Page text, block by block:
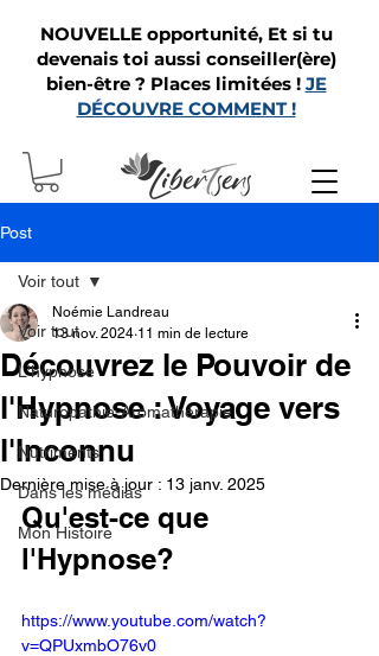
NOUVELLE opportunité, Et si tu
devenais toi aussi conseiller(ère)
bien-être ? Places limitées ! JE
DÉCOUVRE COMMENT !
Post
Voir tout
L'hypnose
Naturopathie-Aromathérapie
Nutriments
Dans les médias
Mon Histoire
Voir tout
Découvrez le Pouvoir de
l'Hypnose : Voyage vers
l'Inconnu
Noémie Landreau
13 nov. 2024 11 min de lecture
Dernière mise à jour : 13 janv. 2025
Qu'est-ce que
l'Hypnose?
https://www.youtube.com/watch?
v=QPUxmbO76v0